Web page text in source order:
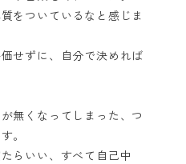
をついているなと感じま
せずに、自分で決めれば
無くなってしまった、つ
。
らいい、すべて自己中